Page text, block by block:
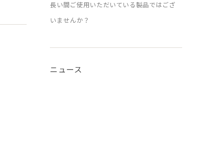
長い間ご使用いただいている製品ではござ
いませんか？
ニュース